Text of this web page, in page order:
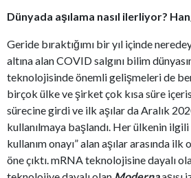
Dünyada aşılama nasıl ilerliyor?
Geride bıraktığımı bir yıl içinde
altına alan COVID salgını bilim
teknolojisinde önemli gelişmeleri de
birçok ülke ve şirket çok kısa süre
sürecine girdi ve ilk aşılar da Aralık
kullanılmaya başlandı. Her ülkenin
kullanım onayı” alan aşılar arasında ilk
öne çıktı. mRNA teknolojisine dayalı